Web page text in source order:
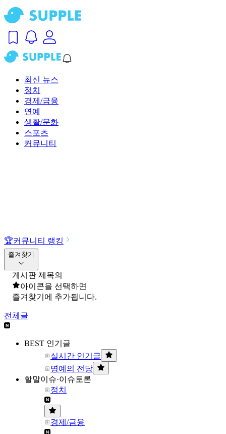
최신 뉴스
정치
경제/금융
연예
생활/문화
스포츠
커뮤니티
🏆커뮤니티 랭킹
즐겨찾기
게시판 제목의
아이콘을 선택하면
즐겨찾기에 추가됩니다.
전체글
BEST 인기글
실시간 인기글
명예의 전당
할말이슈·이슈토론
정치
경제/금융